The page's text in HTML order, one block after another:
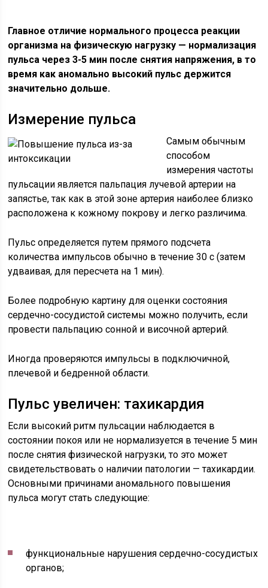
Главное отличие нормального процесса реакции
организма на физическую нагрузку — нормализация
пульса через 3-5 мин после снятия напряжения, в то
время как аномально высокий пульс держится
значительно дольше.
Измерение пульса
Самым обычным
способом
измерения частоты
пульсации является пальпация лучевой артерии на
запястье, так как в этой зоне артерия наиболее близко
расположена к кожному покрову и легко различима.
Пульс определяется путем прямого подсчета
количества импульсов обычно в течение 30 с (затем
удваивая, для пересчета на 1 мин).
Более подробную картину для оценки состояния
сердечно-сосудистой системы можно получить, если
провести пальпацию сонной и височной артерий.
Иногда проверяются импульсы в подключичной,
плечевой и бедренной области.
Пульс увеличен: тахикардия
Если высокий ритм пульсации наблюдается в
состоянии покоя или не нормализуется в течение 5 мин
после снятия физической нагрузки, то это может
свидетельствовать о наличии патологии — тахикардии.
Основными причинами аномального повышения
пульса могут стать следующие:
функциональные нарушения сердечно-сосудистых
органов;